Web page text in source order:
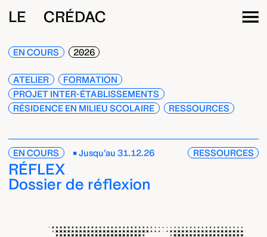
LE CRÉDAC
EN COURS 2026
ATELIER
FORMATION
PROJET INTER-ÉTABLISSEMENTS
RÉSIDENCE EN MILIEU SCOLAIRE
RESSOURCES
EN COURS Jusqu’au 31.12.26 RESSOURCES
RÉFLEX
Dossier de réflexion